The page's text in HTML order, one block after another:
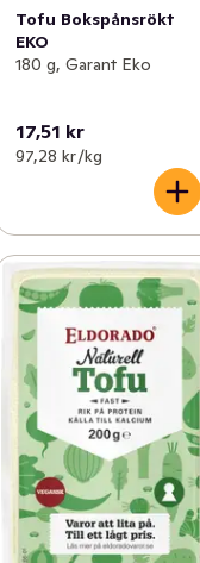
Tofu Bokspånsrökt
EKO
180 g, Garant Eko
17,51 kr
97,28 kr /kg